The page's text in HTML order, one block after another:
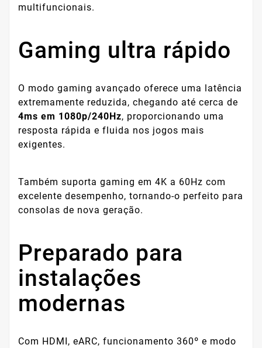
multifuncionais.
Gaming ultra rápido
O modo gaming avançado oferece uma latência
extremamente reduzida, chegando até cerca de
4ms em 1080p/240Hz, proporcionando uma
resposta rápida e fluida nos jogos mais
exigentes.
Também suporta gaming em 4K a 60Hz com
excelente desempenho, tornando-o perfeito para
consolas de nova geração.
Preparado para
instalações
modernas
Com HDMI, eARC, funcionamento 360º e modo